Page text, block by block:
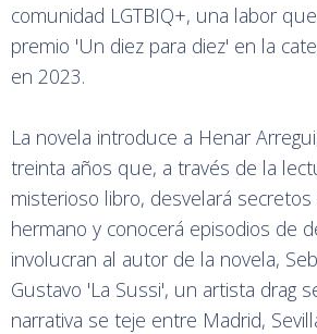
comunidad LGTBIQ+, una labor
premio 'Un diez para diez' en la
en 2023.
La novela introduce a Henar
treinta años que, a través de la
misterioso libro, desvelará
hermano y conocerá episodios de
involucran al autor de la novela,
Gustavo 'La Sussi', un artista drag
narrativa se teje entre Madrid,